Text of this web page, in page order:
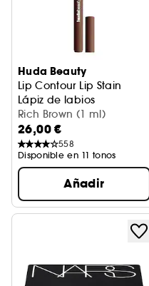
Huda Beauty
Lip Contour Lip Stain
Lápiz de labios
Rich Brown (1 ml)
26,00 €
558
Disponible en 11 tonos
Añadir